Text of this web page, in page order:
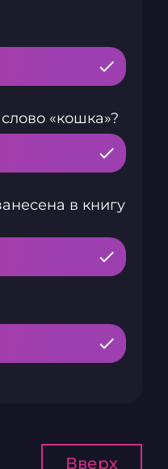
«кошка»?
в книгу
Вверх